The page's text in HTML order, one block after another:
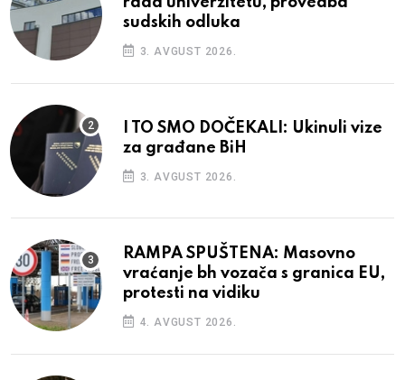
sudskih odluka
3. AVGUST 2026.
I TO SMO DOČEKALI: Ukinuli vize
za građane BiH
3. AVGUST 2026.
RAMPA SPUŠTENA: Masovno
vraćanje bh vozača s granica EU,
protesti na vidiku
4. AVGUST 2026.